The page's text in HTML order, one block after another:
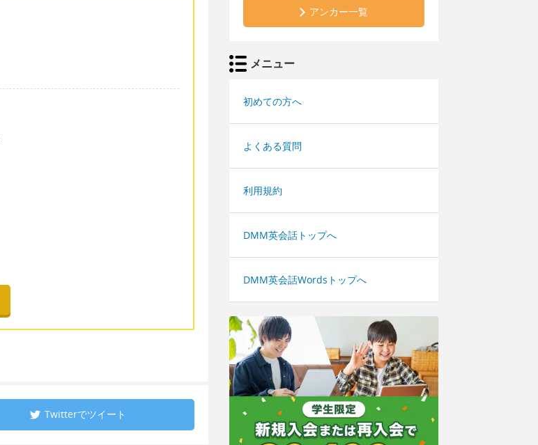
Twitterでツイート
アンカー一覧
メニュー
初めての方へ
よくある質問
利用規約
DMM英会話トップへ
DMM英会話Wordsトップへ